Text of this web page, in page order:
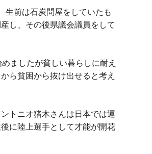
生前は石炭問屋をしていたも
し、その後県議会議員をして
ましたが貧しい暮らしに耐え
ら貧困から抜け出せると考え
トニオ猪木さんは日本では運
に陸上選手として才能が開花